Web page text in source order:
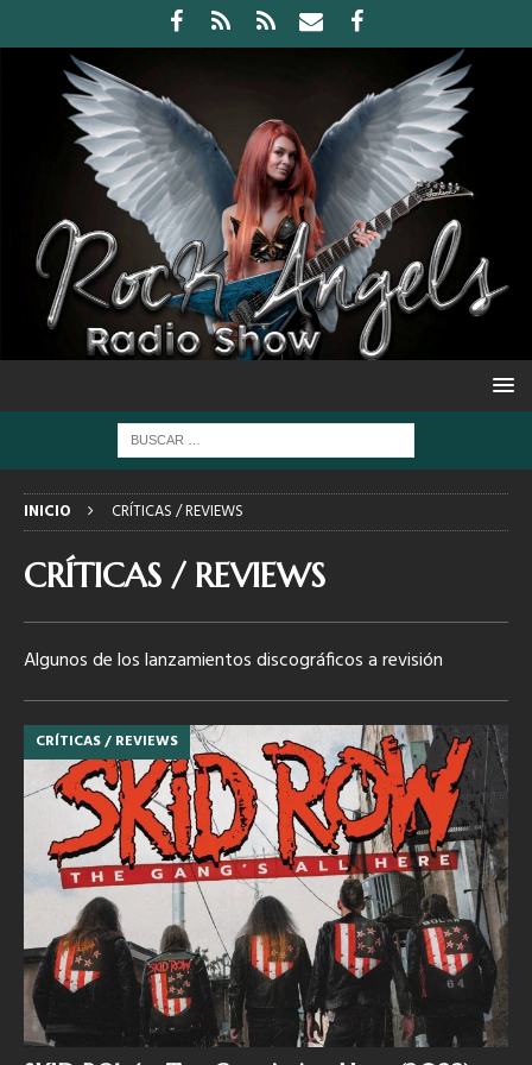
INICIO CRÍTICAS / REVIEWS
CRÍTICAS / REVIEWS
Algunos de los lanzamientos discográficos a revisión
CRÍTICAS / REVIEWS